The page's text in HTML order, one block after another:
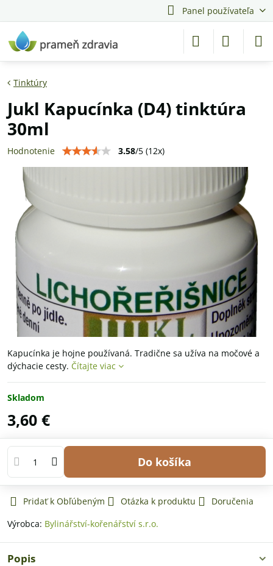
Panel používateľa
Tinktúry
Jukl Kapucínka (D4) tinktúra
30ml
Hodnotenie 3.58/5 (12x)
Kapucínka je hojne používaná. Tradične sa užíva na močové a
dýchacie cesty. Čítajte viac
Skladom
3,60 €
Do košíka
Pridať k Obľúbeným Otázka k produktu
Doručenia
Výrobca: Bylinářství-kořenářství s.r.o.
Popis